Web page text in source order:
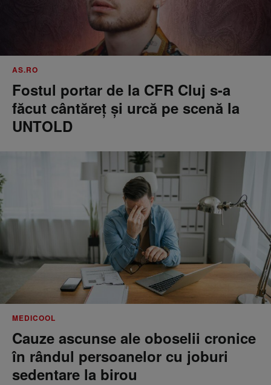
AS.RO
Fostul portar de la CFR Cluj s-a
făcut cântăreţ şi urcă pe scenă la
UNTOLD
MEDICOOL
Cauze ascunse ale oboselii cronice
în rândul persoanelor cu joburi
sedentare la birou